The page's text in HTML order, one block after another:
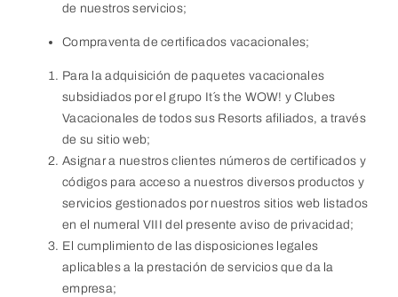
de nuestros servicios;
Compraventa de certificados vacacionales;
Para la adquisición de paquetes vacacionales
subsidiados por el grupo It´s the WOW! y Clubes
Vacacionales de todos sus Resorts afiliados, a través
de su sitio web;
Asignar a nuestros clientes números de certificados y
códigos para acceso a nuestros diversos productos y
servicios gestionados por nuestros sitios web listados
en el numeral VIII del presente aviso de privacidad;
El cumplimiento de las disposiciones legales
aplicables a la prestación de servicios que da la
empresa;